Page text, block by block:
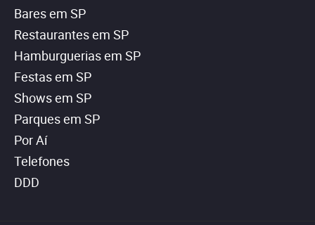
Bares em SP
Restaurantes em SP
Hamburguerias em SP
Festas em SP
Shows em SP
Parques em SP
Por Aí
Telefones
DDD